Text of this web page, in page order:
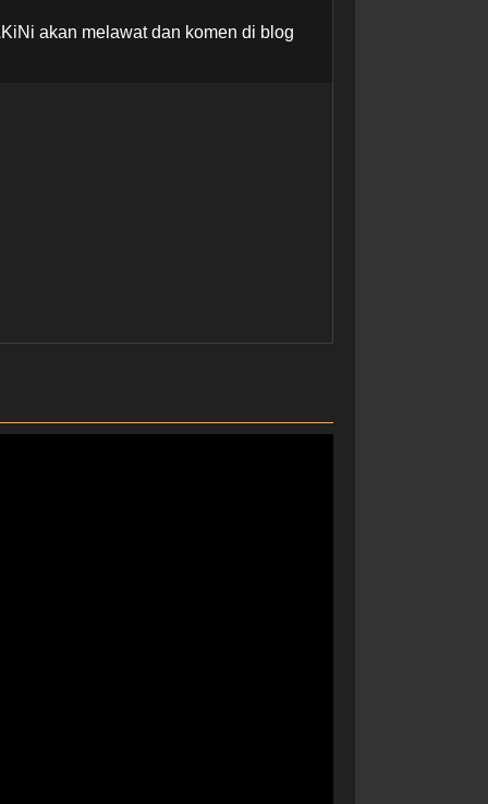
akan melawat dan komen di blog